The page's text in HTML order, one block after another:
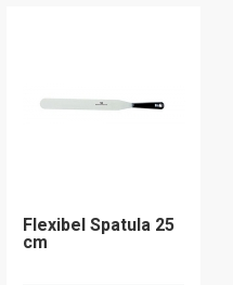
Flexibel Spatula 25
cm